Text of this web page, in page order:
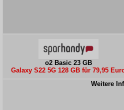
o2 Basic 23 GB
Galaxy S22 5G 128 GB für 79,95
Weitere